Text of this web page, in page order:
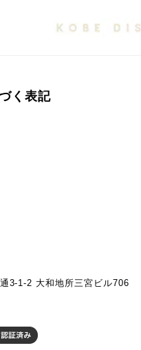
く表記
3-1-2 大和地所三宮ビル706